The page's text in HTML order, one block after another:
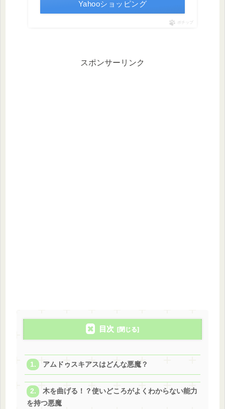
Yahooショッピング
ポチップ
スポンサーリンク
目次
アムドゥスキアスはどんな悪魔？
木を曲げる！？使いどころがよくわからない能力
を持つ悪魔